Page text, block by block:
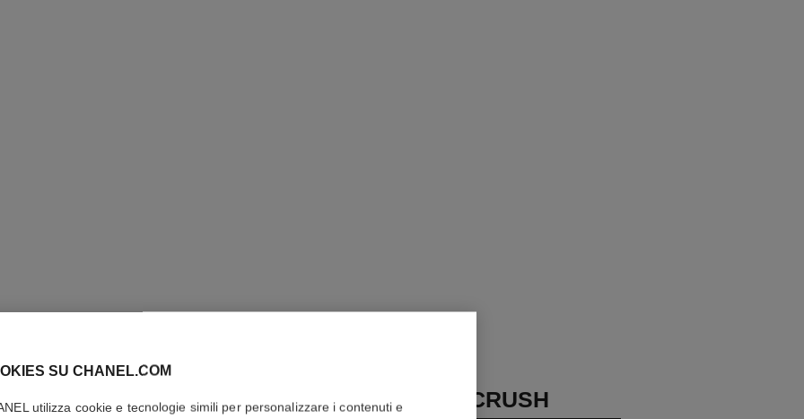
ANELLO COCO CRUSH
SU CHANEL.COM
utilizza cookie e tecnologie simili per personalizzare i contenuti e